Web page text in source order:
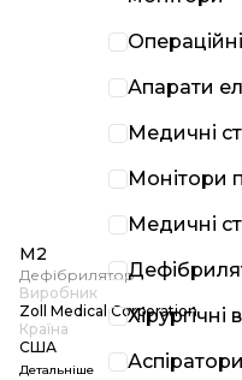
Апарати
Медичні
Монітори
Медичні
Хірургічні
Аспіратори
M2
Дефібрилятор
Виробник
Zoll Medical Corporation
Країна
США
Детальніше